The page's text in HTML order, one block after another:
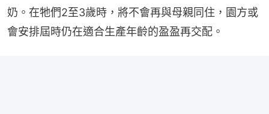
奶。在牠們2至3歲時，將不會再與母親同住，園方或
會安排屆時仍在適合生產年齡的盈盈再交配。